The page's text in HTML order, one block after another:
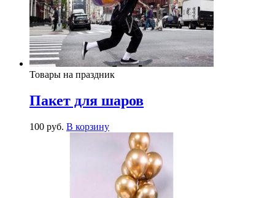
Товары на праздник
Пакет для шаров
100 руб. В корзину